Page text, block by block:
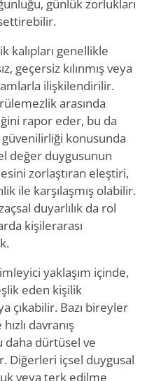
günlük zorlukları
kalıpları genellikle
geçersiz kılınmış veya
ilişkilendirilir.
arasında
rapor eder, bu da
konusunda
değer duygusunun
zorlaştıran eleştiri,
ile karşılaşmış olabilir.
duyarlılık da rol
kişilerarası
yaklaşım içinde,
eden kişilik
çıkabilir. Bazı bireyler
davranış
daha dürtüsel ve
Diğerleri içsel duygusal
veya terk edilme